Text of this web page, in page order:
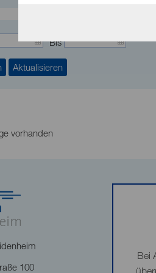
Bis
Aktualisieren
vorhanden
100
Bei